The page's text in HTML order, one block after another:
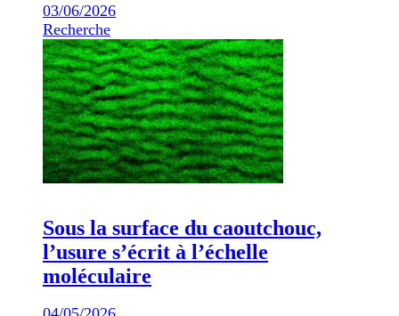
03/06/2026
Recherche
Sous la surface du caoutchouc,
l’usure s’écrit à l’échelle
moléculaire